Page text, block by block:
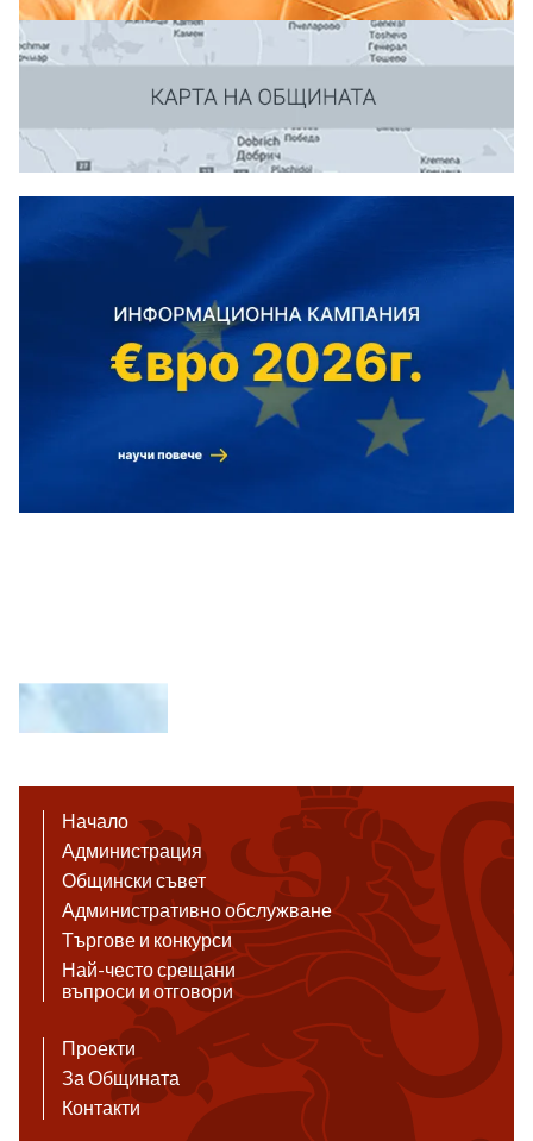
Начало
Администрация
Общински съвет
Административно обслужване
Търгове и конкурси
Най-често срещани
въпроси и отговори
Проекти
За Общината
Контакти